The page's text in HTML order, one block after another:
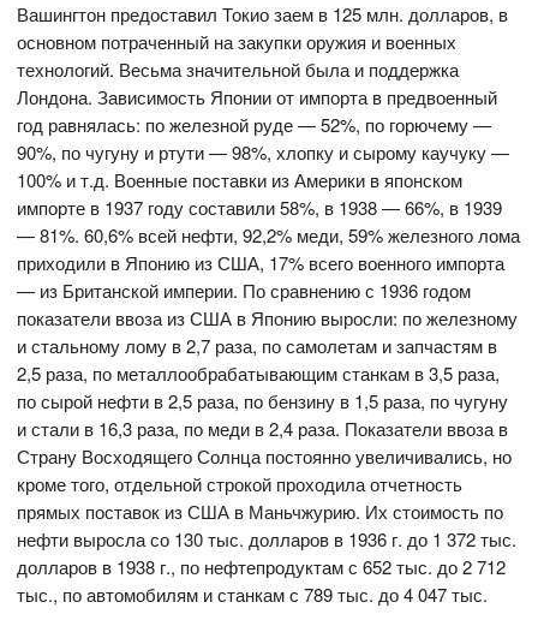
Вашингтон предоставил Токио заем в 125 млн. долларов, в
основном потраченный на закупки оружия и военных
технологий. Весьма значительной была и поддержка
Лондона. Зависимость Японии от импорта в предвоенный
год равнялась: по железной руде — 52%, по горючему —
90%, по чугуну и ртути — 98%, хлопку и сырому каучуку —
100% и т.д. Военные поставки из Америки в японском
импорте в 1937 году составили 58%, в 1938 — 66%, в 1939
— 81%. 60,6% всей нефти, 92,2% меди, 59% железного лома
приходили в Японию из США, 17% всего военного импорта
— из Британской империи. По сравнению с 1936 годом
показатели ввоза из США в Японию выросли: по железному
и стальному лому в 2,7 раза, по самолетам и запчастям в
2,5 раза, по металлообрабатывающим станкам в 3,5 раза,
по сырой нефти в 2,5 раза, по бензину в 1,5 раза, по чугуну
и стали в 16,3 раза, по меди в 2,4 раза. Показатели ввоза в
Страну Восходящего Солнца постоянно увеличивались, но
кроме того, отдельной строкой проходила отчетность
прямых поставок из США в Маньчжурию. Их стоимость по
нефти выросла со 130 тыс. долларов в 1936 г. до 1 372 тыс.
долларов в 1938 г., по нефтепродуктам с 652 тыс. до 2 712
тыс., по автомобилям и станкам с 789 тыс. до 4 047 тыс.